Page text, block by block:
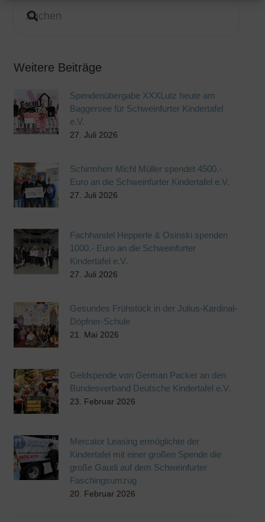
Weitere Beiträge
Spendenübergabe XXXLutz heute am
Baggersee für Schweinfurter Kindertafel
e.V.
27. Juli 2026
Schirmherr Michl Müller spendet 4500.-
Euro an die Schweinfurter Kindertafel e.V.
27. Juli 2026
Fachhandel Hepperle & Osinski spenden
1000.- Euro an die Schweinfurter
Kindertafel e.V.
27. Juli 2026
Gesundes Frühstück in der Julius-Kardinal-
Döpfner-Schule
21. Mai 2026
Geldspende von German Packer an den
Bundesverband Deutsche Kindertafel e.V.
23. Februar 2026
Mercator Leasing ermöglichte der
Kindertafel mit einer großen Spende die
große Gaudi auf dem Schweinfurter
Faschingsumzug
20. Februar 2026